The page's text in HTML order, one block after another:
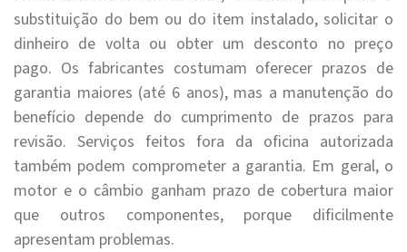
substituição do bem ou do item instalado, solicitar o
dinheiro de volta ou obter um desconto no preço
pago. Os fabricantes costumam oferecer prazos de
garantia maiores (até 6 anos), mas a manutenção do
benefício depende do cumprimento de prazos para
revisão. Serviços feitos fora da oficina autorizada
também podem comprometer a garantia. Em geral, o
motor e o câmbio ganham prazo de cobertura maior
que outros componentes, porque dificilmente
apresentam problemas.